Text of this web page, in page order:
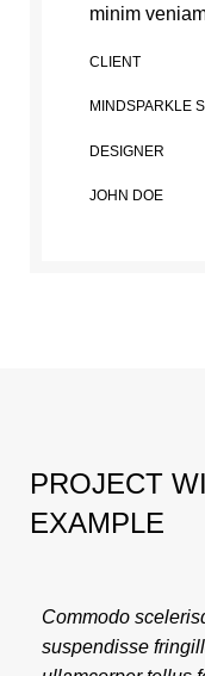
minim
CLIENT
MINDSPARKLE
DESIGNER
JOHN DOE
PROJECT
EXAMPLE
Commodo
suspendisse